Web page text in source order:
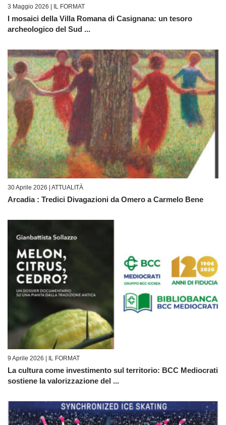
3 Maggio 2026 | IL FORMAT
I mosaici della Villa Romana di Casignana: un tesoro
archeologico del Sud ...
30 Aprile 2026 | ATTUALITÀ
Arcadia : Tredici Divagazioni da Omero a Carmelo Bene
9 Aprile 2026 | IL FORMAT
La cultura come investimento sul territorio: BCC Mediocrati
sostiene la valorizzazione del ...